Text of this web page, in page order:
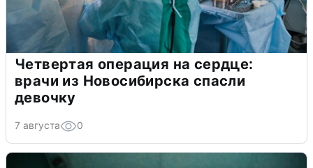
Четвертая операция на сердце:
врачи из Новосибирска спасли
девочку
7 августа 0